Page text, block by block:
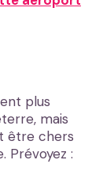
plus
mais
être chers
Prévoyez :